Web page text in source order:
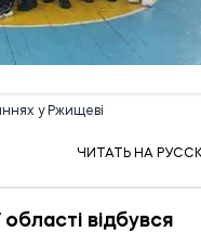
у Ржищеві
ЧИТАТЬ НА
відбувся